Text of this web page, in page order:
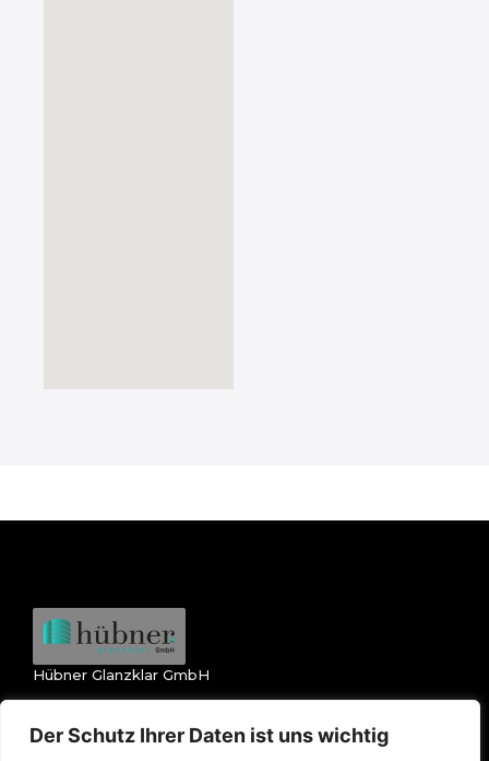
Der Schutz Ihrer Daten ist uns wichtig
Hübner Glanzklar GmbH
Glasreinigung
Gebäudereinigung
Impressum
Datenschutzerklärung